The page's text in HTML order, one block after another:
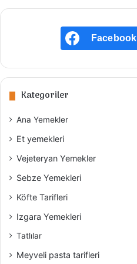
Facebook
Kategoriler
Ana Yemekler
Et yemekleri
Vejeteryan Yemekler
Sebze Yemekleri
Köfte Tarifleri
Izgara Yemekleri
Tatlılar
Meyveli pasta tarifleri